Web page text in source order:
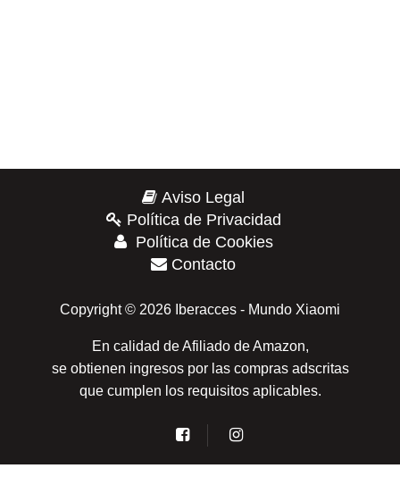
Aviso Legal
Política de Privacidad
Política de Cookies
Contacto
Copyright © 2026 Iberacces - Mundo Xiaomi
En calidad de Afiliado de Amazon,
se obtienen ingresos por las compras adscritas
que cumplen los requisitos aplicables.